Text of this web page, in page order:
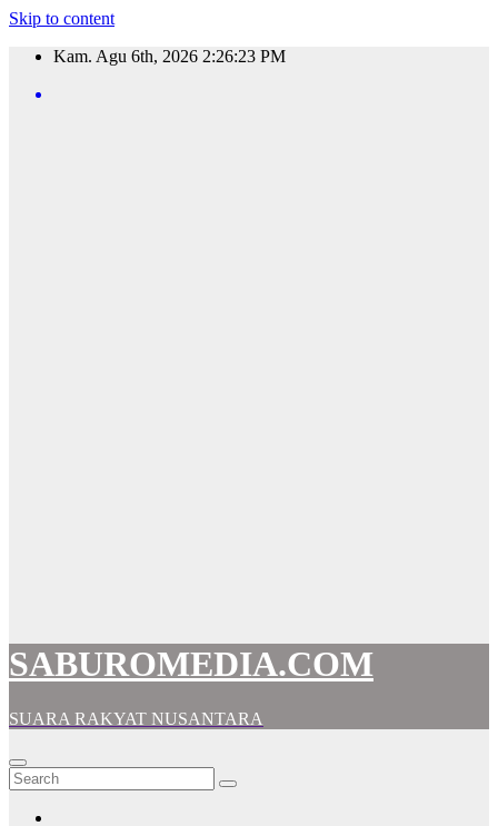
Skip to content
Kam. Agu 6th, 2026 2:26:24 PM
SABUROMEDIA.COM
SUARA RAKYAT NUSANTARA